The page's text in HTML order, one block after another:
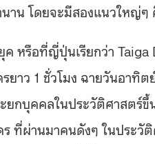
าน โดยจะมีสองแนวใหญ่ๆ
ค หรือที่ญี่ปุ่นเรียกว่า
ยาว 1 ชั่วโมง ฉายวันอาทิ
ยกบุคคลในประวัติศาสตร์ขึ้
ร ที่ผ่านมาคนดังๆ ในประ